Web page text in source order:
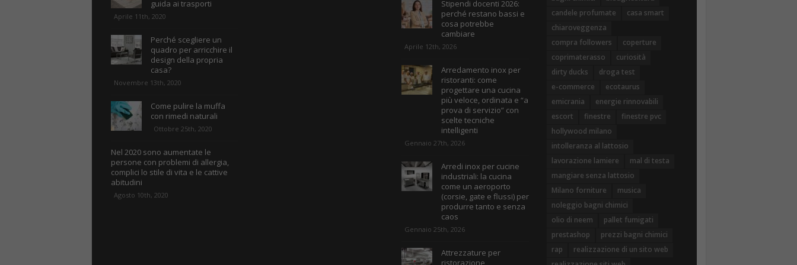
guida ai trasporti
Aprile 11th, 2020
Perché scegliere un
quadro per arricchire il
design della propria
casa?
Novembre 13th, 2020
Come pulire la muffa
con rimedi naturali
Ottobre 25th, 2020
Nel 2020 sono aumentate le
persone con problemi di allergia,
complici lo stile di vita e le cattive
abitudini
Agosto 10th, 2020
Stipendi docenti 2026:
perché restano bassi e
cosa potrebbe
cambiare
Aprile 12th, 2026
Arredamento inox per
ristoranti: come
progettare una cucina
più veloce, ordinata e “a
prova di servizio” con
scelte tecniche
intelligenti
Gennaio 27th, 2026
Arredi inox per cucine
industriali: la cucina
come un aeroporto
(corsie, gate e flussi) per
produrre tanto e senza
caos
Gennaio 25th, 2026
Attrezzature per
ristorazione
candele profumate
casa smart
chiaroveggenza
compra followers
coperture
coprimaterasso
curiosità
dirty ducks
droga test
e-commerce
ecotaurus
emicrania
energie rinnovabili
escort
finestre
finestre pvc
hollywood milano
intolleranza al lattosio
lavorazione lamiere
mal di testa
mangiare senza lattosio
Milano forniture
musica
noleggio bagni chimici
olio di neem
pallet fumigati
prestashop
prezzi bagni chimici
rap
realizzazione di un sito web